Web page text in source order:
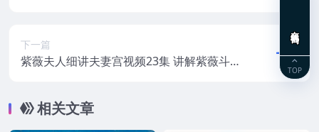
下一篇
紫薇夫人细讲夫妻宫视频23集 讲解紫薇斗数
相关文章
TOP